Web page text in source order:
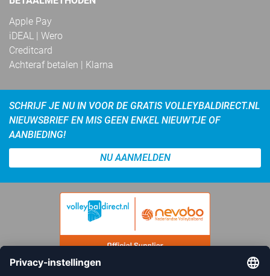
Apple Pay
iDEAL | Wero
Creditcard
Achteraf betalen | Klarna
SCHRIJF JE NU IN VOOR DE GRATIS VOLLEYBALDIRECT.NL
NIEUWSBRIEF EN MIS GEEN ENKEL NIEUWTJE OF
AANBIEDING!
NU AANMELDEN